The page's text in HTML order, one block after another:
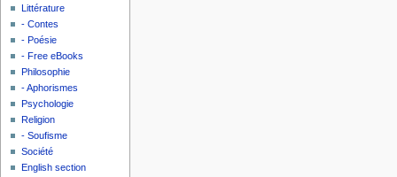
Littérature
- Contes
- Poésie
- Free eBooks
Philosophie
- Aphorismes
Psychologie
Religion
- Soufisme
Société
English section